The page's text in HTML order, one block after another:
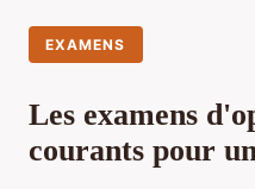
EXAMENS
Les examens
courants pour